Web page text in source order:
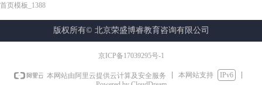
版权所有© 北京荣盛博睿教育咨询有限公司
首页模板_1388
京ICP备17039295号-1
本网站由阿里云提供云计算及安全服务 本网站支持
IPv6